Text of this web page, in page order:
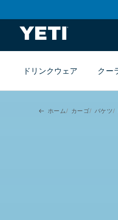
プ
ドリンクウェア クー
ホーム カーゴ バケツ
情報